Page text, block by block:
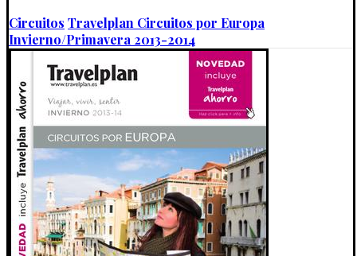
Circuitos Travelplan Circuitos por Europa
Invierno/Primavera 2013-2014